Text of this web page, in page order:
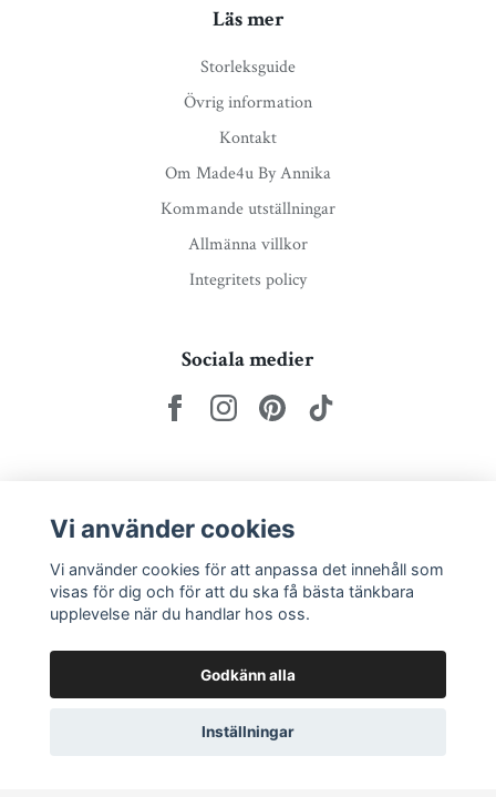
Läs mer
Storleksguide
Övrig information
Kontakt
Om Made4u By Annika
Kommande utställningar
Allmänna villkor
Integritets policy
Sociala medier
Prenumerera
Vi använder cookies
Vi använder cookies för att anpassa det innehåll som
visas för dig och för att du ska få bästa tänkbara
upplevelse när du handlar hos oss.
Godkänn alla
Inställningar